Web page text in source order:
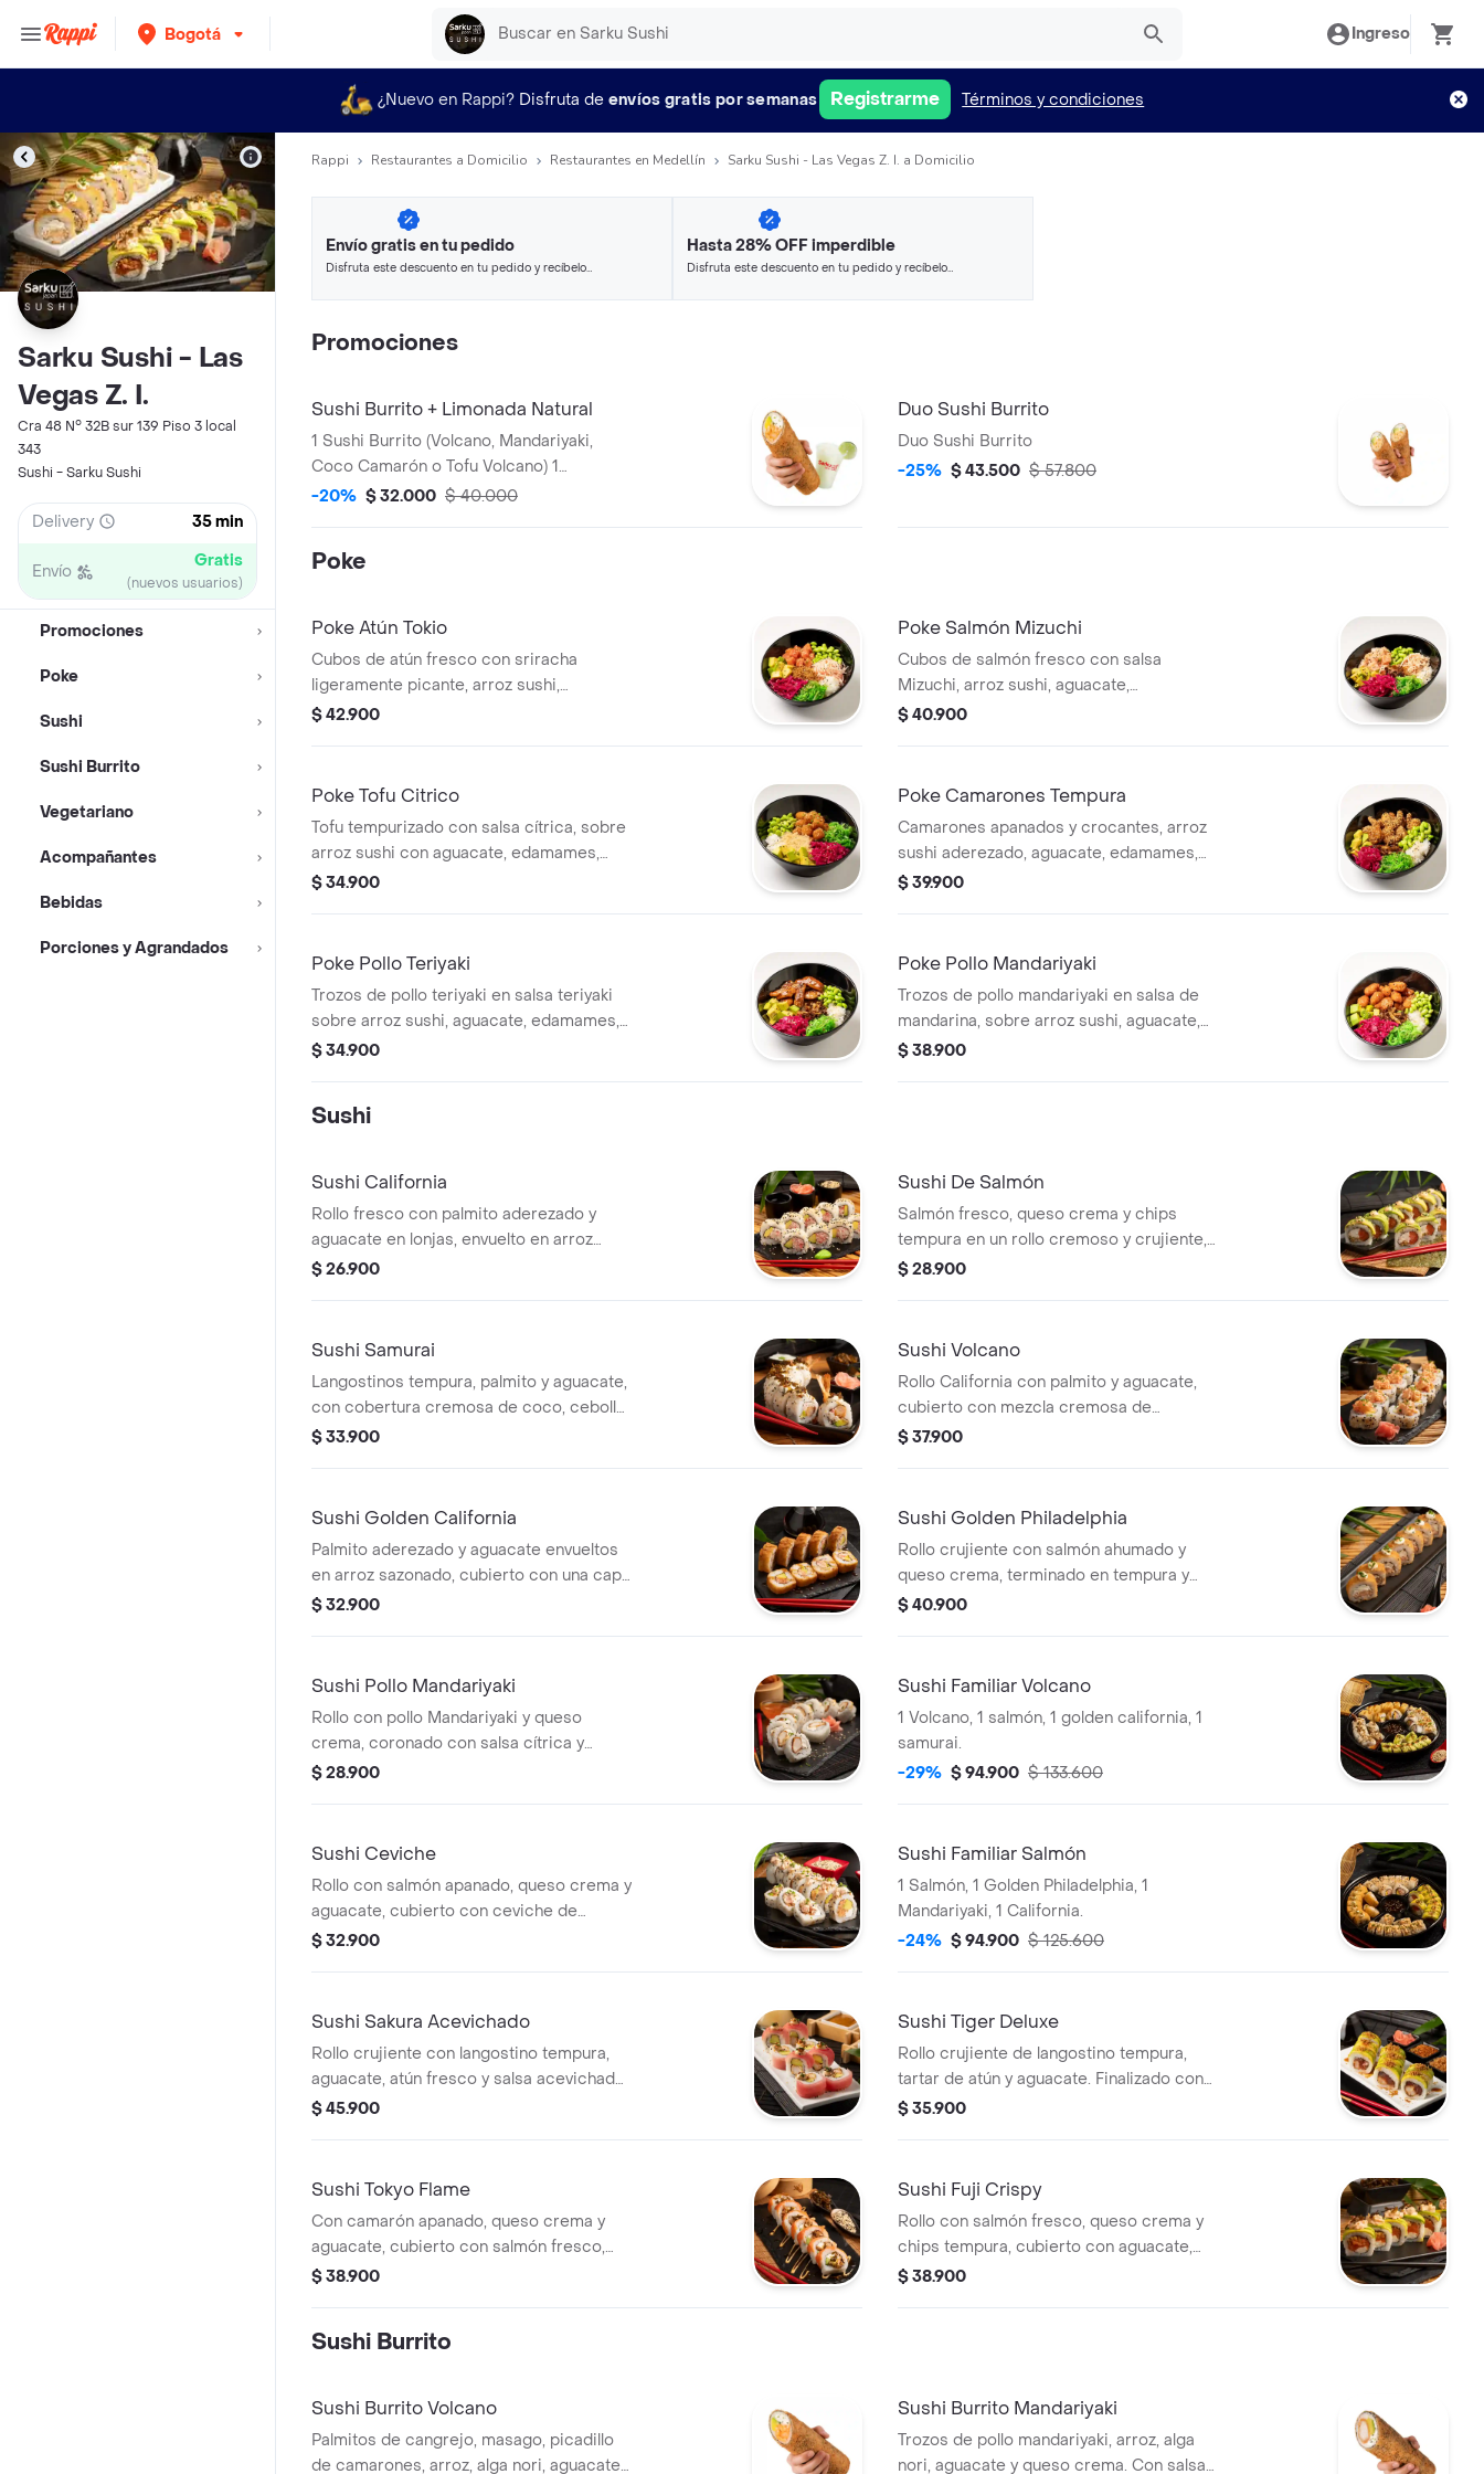
Bogotá Ingreso
¿Nuevo en Rappi? Disfruta de envíos gratis por semanas Registrarme Términos y condiciones
Sarku Sushi - Las
Vegas Z. I.
Cra 48 N° 32B sur 139 Piso 3 local
343
Sushi - Sarku Sushi
Delivery 35 min
Envío Gratis
(nuevos usuarios)
Promociones
Poke
Sushi
Sushi Burrito
Vegetariano
Acompañantes
Bebidas
Porciones y Agrandados
Rappi Restaurantes a Domicilio Restaurantes en Medellín Sarku Sushi - Las Vegas Z. I. a Domicilio
Envío gratis en tu pedido
Disfruta este descuento en tu pedido y recíbelo
Hasta 28% OFF imperdible
Disfruta este descuento en tu pedido y recíbelo
Promociones
Sushi Burrito + Limonada Natural
1 Sushi Burrito (Volcano, Mandariyaki,
Coco Camarón o Tofu Volcano) 1
Limonada Natural
-20% $ 32.000 $ 40.000
Duo Sushi Burrito
Duo Sushi Burrito
-25% $ 43.500 $ 57.800
Poke
Poke Atún Tokio
Cubos de atún fresco con sriracha
ligeramente picante, arroz sushi,
aguacate, edamames, wakame, murasaki,
$ 42.900
Poke Salmón Mizuchi
Cubos de salmón fresco con salsa
Mizuchi, arroz sushi, aguacate,
edamames, wakame, palmitos de
$ 40.900
Poke Tofu Citrico
Tofu tempurizado con salsa cítrica, sobre
arroz sushi con aguacate, edamames,
wakame y repollo murasaki y termina con
$ 34.900
Poke Camarones Tempura
Camarones apanados y crocantes, arroz
sushi aderezado, aguacate, edamames,
wakame, repollo murasaki y cebolla junca
$ 39.900
Poke Pollo Teriyaki
Trozos de pollo teriyaki en salsa teriyaki
sobre arroz sushi, aguacate, edamames,
wakame, repollo murasaki y cebolla junca
$ 34.900
Poke Pollo Mandariyaki
Trozos de pollo mandariyaki en salsa de
mandarina, sobre arroz sushi, aguacate,
edamames, wakame, repollo murasaki y
$ 38.900
Sushi
Sushi California
Rollo fresco con palmito aderezado y
aguacate en lonjas, envuelto en arroz
sazonado y ajonjolí. Un clásico irresistible
$ 26.900
Sushi De Salmón
Salmón fresco, queso crema y chips
tempura en un rollo cremoso y crujiente,
con aguacate, mayonesa sriracha suave y
$ 28.900
Sushi Samurai
Langostinos tempura, palmito y aguacate,
con cobertura cremosa de coco, cebolla
puerro caramelizada, un toque de limón y
$ 33.900
Sushi Volcano
Rollo California con palmito y aguacate,
cubierto con mezcla cremosa de
cangrejo y camarón, mayonesa siracha,
$ 37.900
Sushi Golden California
Palmito aderezado y aguacate envueltos
en arroz sazonado, cubierto con una capa
crujiente de tempura y panko.
$ 32.900
Sushi Golden Philadelphia
Rollo crujiente con salmón ahumado y
queso crema, terminado en tempura y
bañado en anguila glaseada, con un toque
$ 40.900
Sushi Pollo Mandariyaki
Rollo con pollo Mandariyaki y queso
crema, coronado con salsa cítrica y
mayonesa sriracha suave. Un bocado
$ 28.900
Sushi Familiar Volcano
1 Volcano, 1 salmón, 1 golden california, 1
samurai.
-29% $ 94.900 $ 133.600
Sushi Ceviche
Rollo con salmón apanado, queso crema y
aguacate, cubierto con ceviche de
salmón fresco, cebollín y un toque de
$ 32.900
Sushi Familiar Salmón
1 Salmón, 1 Golden Philadelphia, 1
Mandariyaki, 1 California.
-24% $ 94.900 $ 125.600
Sushi Sakura Acevichado
Rollo crujiente con langostino tempura,
aguacate, atún fresco y salsa acevichada
con toques cítricos y picantes. Un
$ 45.900
Sushi Tiger Deluxe
Rollo crujiente de langostino tempura,
tartar de atún y aguacate. Finalizado con
salsa de anguila, quinoa crocante,
$ 35.900
Sushi Tokyo Flame
Con camarón apanado, queso crema y
aguacate, cubierto con salmón fresco,
salsa anguila, mayonesa sriracha y cebolla
$ 38.900
Sushi Fuji Crispy
Rollo con salmón fresco, queso crema y
chips tempura, cubierto con aguacate,
anguila glaseada y mezcla tartar. Un
$ 38.900
Sushi Burrito
Sushi Burrito Volcano
Palmitos de cangrejo, masago, picadillo
de camarones, arroz, alga nori, aguacate,
Sushi Burrito Mandariyaki
Trozos de pollo mandariyaki, arroz, alga
nori, aguacate y queso crema. Con salsa